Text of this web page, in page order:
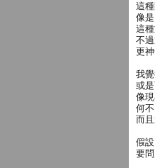
這
像
這
不
更
我
或
像
何
而
假
要